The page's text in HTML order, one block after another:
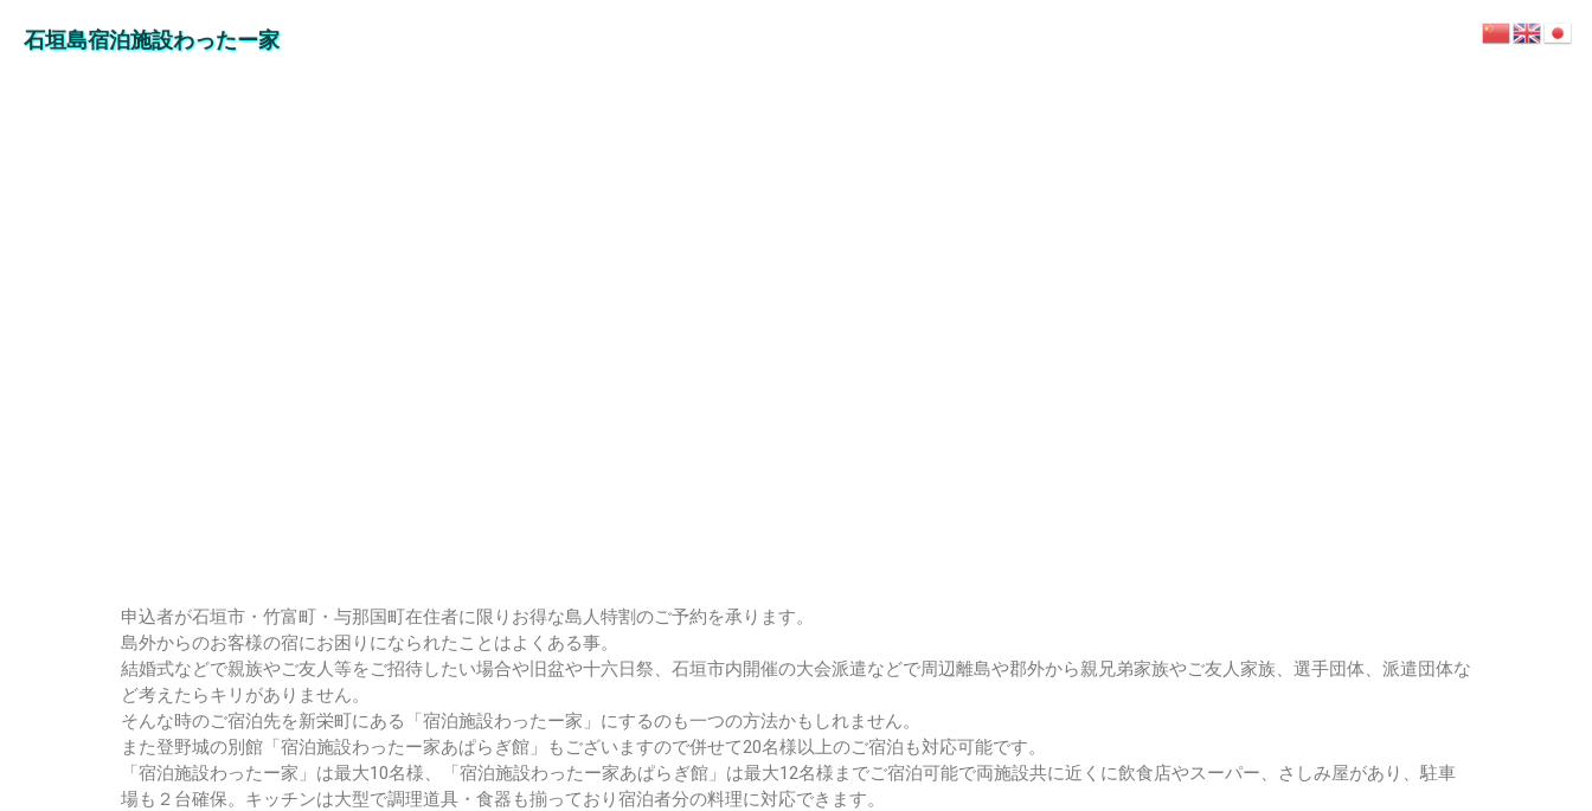
石垣島宿泊施設わったー家
申込者が石垣市・竹富町・与那国町在住者に限りお得な島人特割のご予約を承ります。
島外からのお客様の宿にお困りになられたことはよくある事。
結婚式などで親族やご友人等をご招待したい場合や旧盆や十六日祭、石垣市内開催の大会派遣などで周辺離島や郡外から親兄弟家族やご友人家族、選手団体、派遣団体な
ど考えたらキリがありません。
そんな時のご宿泊先を新栄町にある「宿泊施設わったー家」にするのも一つの方法かもしれません。
また登野城の別館「宿泊施設わったー家あぱらぎ館」もございますので併せて20名様以上のご宿泊も対応可能です。
「宿泊施設わったー家」は最大10名様、「宿泊施設わったー家あぱらぎ館」は最大12名様までご宿泊可能で両施設共に近くに飲食店やスーパー、さしみ屋があり、駐車
場も２台確保。キッチンは大型で調理道具・食器も揃っており宿泊者分の料理に対応できます。